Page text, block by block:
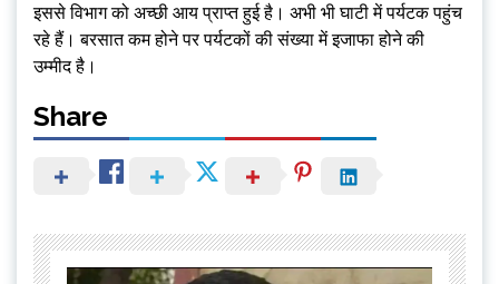
इससे विभाग को अच्छी आय प्राप्त हुई है। अभी भी घाटी में पर्यटक पहुंच
रहे हैं। बरसात कम होने पर पर्यटकों की संख्या में इजाफा होने की
उम्मीद है।
Share